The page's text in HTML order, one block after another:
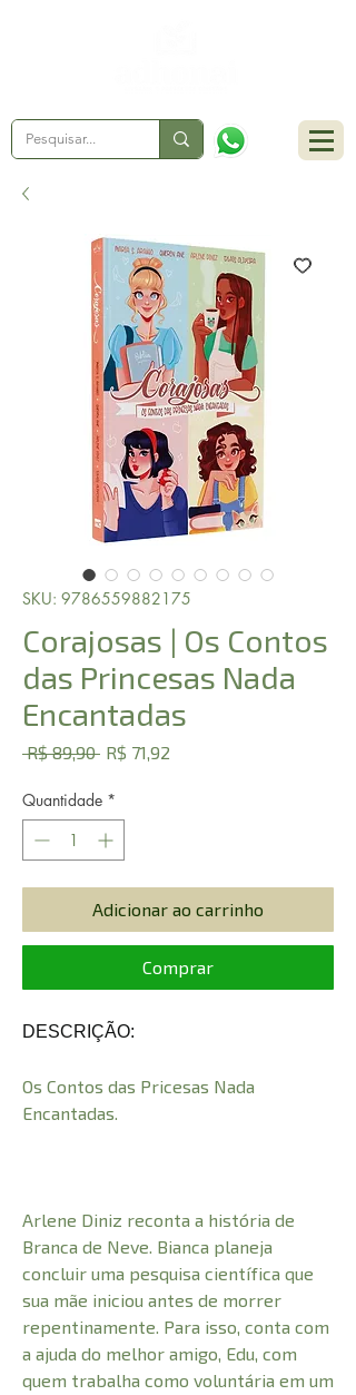
SKU: 9786559882175
Corajosas | Os Contos
das Princesas Nada
Encantadas
R$ 89,90 Preço
R$ 71,92
Quantidade *
Adicionar ao carrinho
Comprar
DESCRIÇÃO:
Os Contos das Pricesas Nada
Encantadas.
Arlene Diniz reconta a história de
Branca de Neve. Bianca planeja
concluir uma pesquisa científica que
sua mãe iniciou antes de morrer
repentinamente. Para isso, conta com
a ajuda do melhor amigo, Edu, com
quem trabalha como voluntária em um